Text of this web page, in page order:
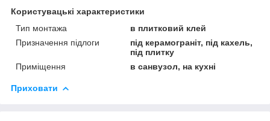
Користувацькі характеристики
Тип монтажа
в плитковий клей
Призначення підлоги
під керамограніт, під кахель,
під плитку
Приміщення
в санвузол, на кухні
Приховати